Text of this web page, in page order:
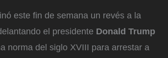
este fin de semana un revés a la
el presidente Donald Trump
norma del siglo XVIII para arrestar a